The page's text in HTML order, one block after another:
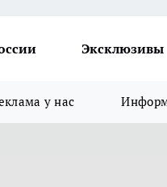
Эксклюзивы
у нас